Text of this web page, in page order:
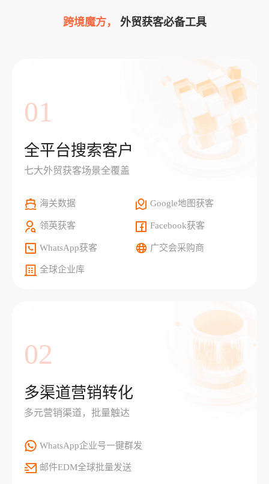
跨境魔方， 外贸获客必备工具
01
全平台搜索客户
七大外贸获客场景全覆盖
海关数据 Google地图获客
领英获客 Facebook获客
WhatsApp获客 广交会采购商
全球企业库
02
多渠道营销转化
多元营销渠道，批量触达
WhatsApp企业号一键群发
邮件EDM全球批量发送